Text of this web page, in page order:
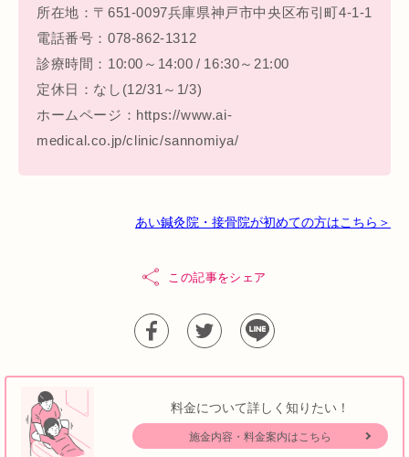
所在地：〒651‐0097兵庫県神戸市中央区布引町4-1-1
電話番号：078-862-1312
診療時間：10:00～14:00 / 16:30～21:00
定休日：なし(12/31～1/3)
ホームページ：https://www.ai-
medical.co.jp/clinic/sannomiya/
あい鍼灸院・接骨院が初めての方はこちら＞
この記事をシェア
料金について詳しく知りたい！
施金内容・料金案内はこちら